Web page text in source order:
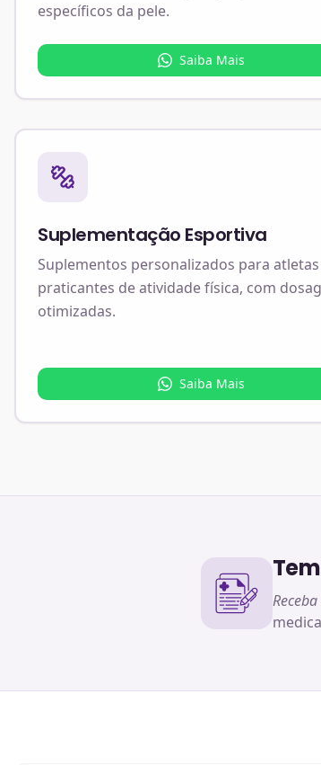
específicos da pele.
Saiba Mais
Suplementação Esportiva
Suplementos personalizados para
praticantes de atividade física, com
otimizadas.
Saiba Mais